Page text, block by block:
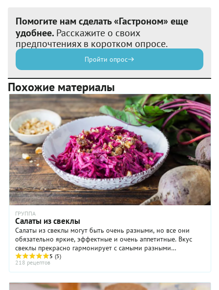
Помогите нам сделать «Гастроном» еще
удобнее. Расскажите о своих
предпочтениях в коротком опросе.
Пройти опрос
Похожие материалы
ГРУППА
Салаты из свеклы
Салаты из свеклы могут быть очень разными, но все они
обязательно яркие, эффектные и очень аппетитные. Вкус
свеклы прекрасно гармонирует с самыми разными
5 (5)
218 рецептов